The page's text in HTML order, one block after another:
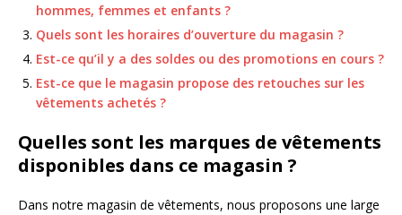
hommes, femmes et enfants ?
Quels sont les horaires d’ouverture du magasin ?
Est-ce qu’il y a des soldes ou des promotions en cours ?
Est-ce que le magasin propose des retouches sur les
vêtements achetés ?
Quelles sont les marques de vêtements
disponibles dans ce magasin ?
Dans notre magasin de vêtements, nous proposons une large